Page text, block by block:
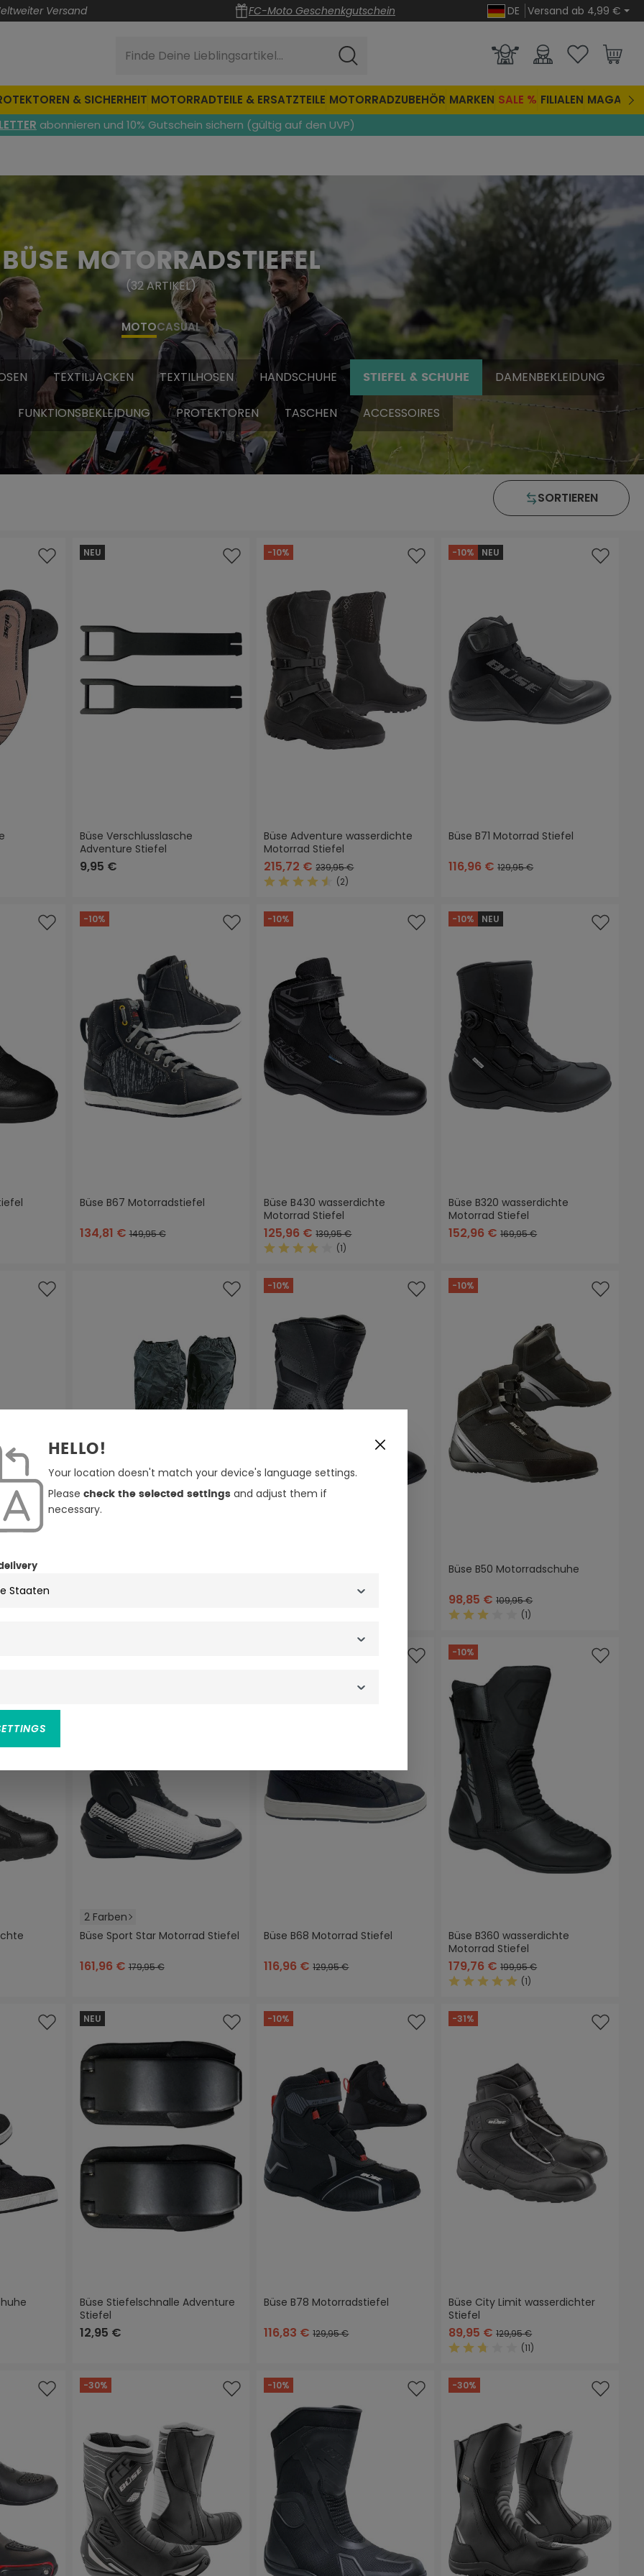
Versand FC-Moto Geschenkgutschein DE Versand ab 4,99 €
Finde Deine Lieblingsartikel...
& SICHERHEIT MOTORRADTEILE & ERSATZTEILE MOTORRADZUBEHÖR MARKEN SALE % FILIALEN MAGAZIN
abonnieren und 10% Gutschein sichern (gültig auf den UVP)
BÜSE MOTORRADSTIEFEL
(32ARTIKEL)
MOTOCASUAL
TEXTILJACKEN TEXTILHOSEN HANDSCHUHE STIEFEL & SCHUHE DAMENBEKLEIDUNG
FUNKTIONSBEKLEIDUNG PROTEKTOREN TASCHEN ACCESSOIRES
SORTIEREN
NEU
Büse Verschlusslasche
Adventure Stiefel
9,95 €
-10%
Büse Adventure wasserdichte
Motorrad Stiefel
215,72 €239,95 €
(2)
-10% NEU
Büse B71 Motorrad Stiefel
116,96 €129,95 €
-10%
Büse B67 Motorradstiefel
134,81 €149,95 €
-10%
Büse B430 wasserdichte
Motorrad Stiefel
125,96 €139,95 €
(1)
-10% NEU
Büse B320 wasserdichte
Motorrad Stiefel
152,96 €169,95 €
-10% -10%
Büse B50 Motorradschuhe
98,85 €109,95 €
(1)
2 Farben
schwarz/anthrazit
Büse Sport Star Motorrad Stiefel
161,96 €179,95 €
Büse B68 Motorrad Stiefel
116,96 €129,95 €
-10%
Büse B360 wasserdichte
Motorrad Stiefel
179,76 €199,95 €
(1)
NEU
Büse Stiefelschnalle Adventure
Stiefel
12,95 €
-10%
Büse B78 Motorradstiefel
116,83 €129,95 €
-31%
Büse City Limit wasserdichter
Stiefel
89,95 €129,95 €
(11)
-30% -10% -30%
HELLO!
Your location doesn't match your device's language settings.
Please check the selected settingsand adjust them if
necessary.